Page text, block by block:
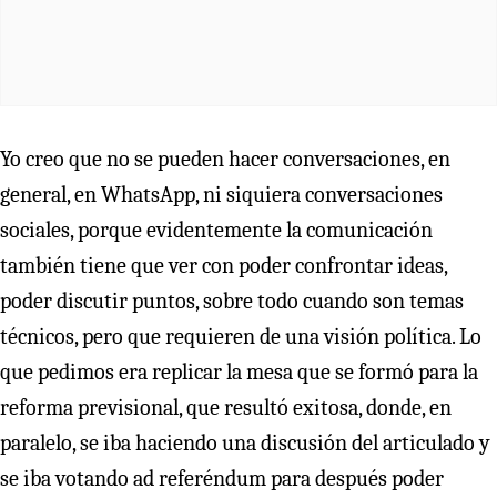
Yo creo que no se pueden hacer conversaciones, en
general, en WhatsApp, ni siquiera conversaciones
sociales, porque evidentemente la comunicación
también tiene que ver con poder confrontar ideas,
poder discutir puntos, sobre todo cuando son temas
técnicos, pero que requieren de una visión política. Lo
que pedimos era replicar la mesa que se formó para la
reforma previsional, que resultó exitosa, donde, en
paralelo, se iba haciendo una discusión del articulado y
se iba votando ad referéndum para después poder